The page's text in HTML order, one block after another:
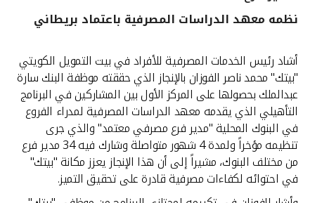
القنوات المصرفية
أدوات وخدمات
خدمات ما بعد البيع
اتصل بنا
مواقع الفروع وأجهزة الصرف الآلي
نظمه معهد الدراسات المصرفية باعتماد بريطاني
أشاد رئيس الخدمات المصرفية للأفراد في بيت التمويل الكويتي
"بيتك" محمد ناصر الفوزان بالإنجاز الذي حققته موظفة البنك سارة
عبدالملك بحصولها على المركز الأول بين المشاركين في البرنامج
التأهيلي الذي يقدمه معهد الدراسات المصرفية لمدراء الفروع
في البنوك المحلية "مدير فرع مصرفي معتمد" والذي جرى
تنظيمه مؤخراً ولمدة 4 شهور متواصلة وشارك فيه 34 مدير فرع
من مختلف البنوك، مشيراً إلى أن هذا الإنجاز يعزز مكانة "بيتك"
في احتوائه لكفاءات مصرفية قادرة على تحقيق التميز.